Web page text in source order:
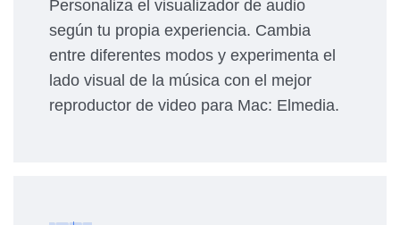
Personaliza el visualizador de audio
según tu propia experiencia. Cambia
entre diferentes modos y experimenta el
lado visual de la música con el mejor
reproductor de video para Mac: Elmedia.